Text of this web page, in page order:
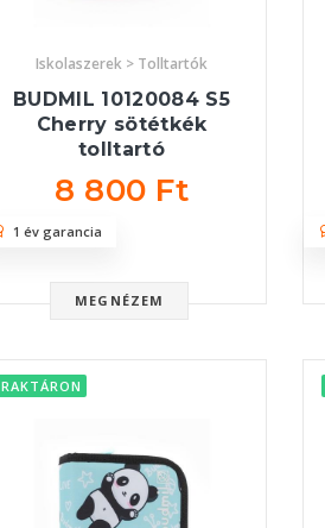
Iskolaszerek > Tolltartók
BUDMIL 10120084 S5
Cherry sötétkék
tolltartó
8 800 Ft
MEGNÉZEM
1 év garancia
RAKTÁRON